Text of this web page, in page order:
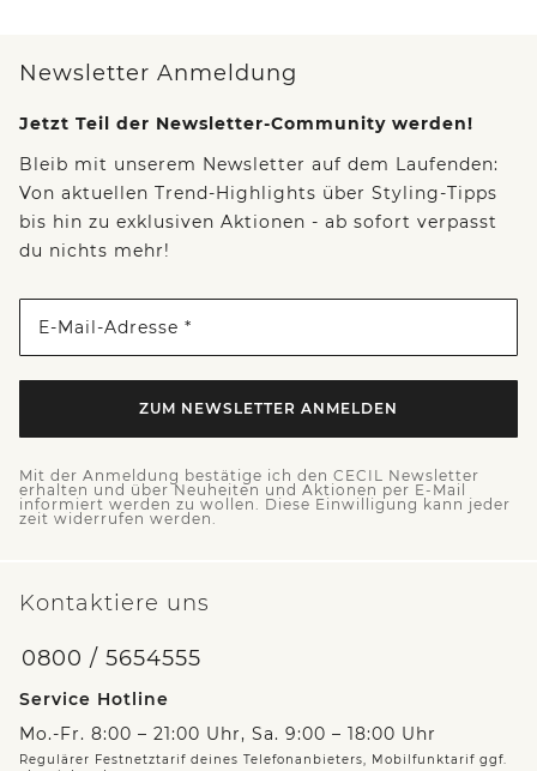
Newsletter Anmeldung
Jetzt Teil der Newsletter-Community werden!
Bleib mit unserem Newsletter auf dem Laufenden:
Von aktuellen Trend-Highlights über Styling-Tipps
bis hin zu exklusiven Aktionen - ab sofort verpasst
du nichts mehr!
E-Mail-Adresse *
ZUM NEWSLETTER ANMELDEN
Mit der Anmeldung bestätige ich den CECIL Newsletter
erhalten und über Neuheiten und Aktionen per E-Mail
informiert werden zu wollen. Diese Einwilligung kann jeder
zeit widerrufen werden.
Kontaktiere uns
0800 / 5654555
Service Hotline
Mo.-Fr. 8:00 – 21:00 Uhr, Sa. 9:00 – 18:00 Uhr
Regulärer Festnetztarif deines Telefonanbieters, Mobilfunktarif ggf.